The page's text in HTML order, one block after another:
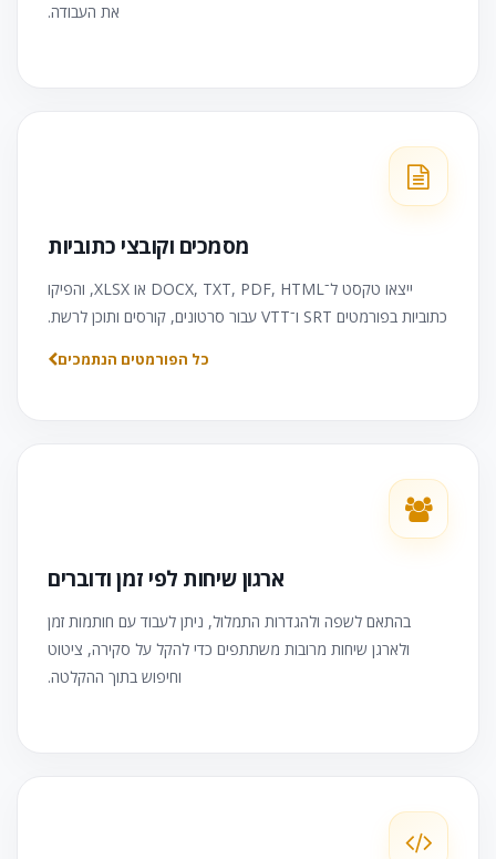
את העבודה.
מסמכים וקובצי כתוביות
ייצאו טקסט ל־DOCX, TXT, PDF, HTML או XLSX, והפיקו
כתוביות בפורמטים SRT ו־VTT עבור סרטונים, קורסים ותוכן לרשת.
כל הפורמטים הנתמכים
ארגון שיחות לפי זמן ודוברים
בהתאם לשפה ולהגדרות התמלול, ניתן לעבוד עם חותמות זמן
ולארגן שיחות מרובות משתתפים כדי להקל על סקירה, ציטוט
וחיפוש בתוך ההקלטה.